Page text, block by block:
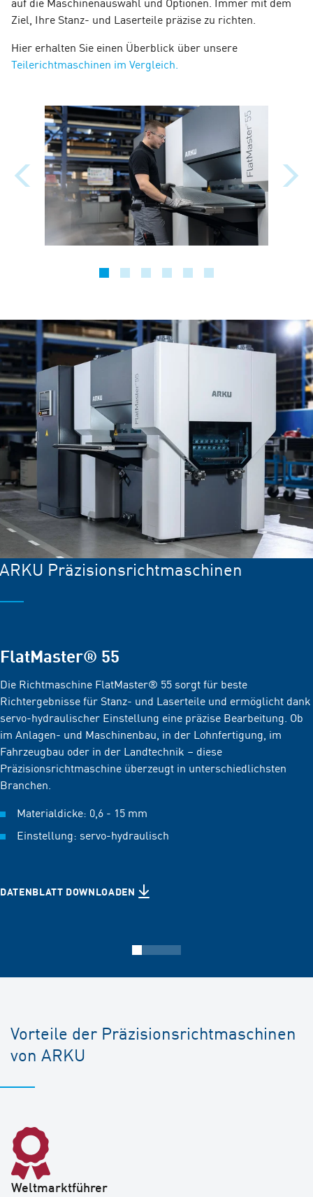
Ziel, Ihre Stanz- und Laserteile präzise zu richten.
Hier erhalten Sie einen Überblick über unsere
Teilerichtmaschinen im Vergleich.
ARKU Präzisions­richtmaschinen
FlatMaster® 55
Die Richtmaschine FlatMaster® 55 sorgt für beste
Richtergebnisse für Stanz- und Laserteile und ermöglicht dank
servo-hydraulischer Einstellung eine präzise Bearbeitung. Ob
im Anlagen- und Maschinenbau, in der Lohnfertigung, im
Fahrzeugbau oder in der Landtechnik – diese
Präzisionsrichtmaschine überzeugt in unterschiedlichsten
Branchen.
Materialdicke: 0,6 - 15 mm
Einstellung: servo-hydraulisch
DATENBLATT DOWNLOADEN
ARKU Präzisions­richtmaschinen
ARKU Präzisions­richtmaschinen
ARKU Präzisions­richtmaschinen
Vorteile der Präzisionsrichtmaschinen
von ARKU
Weltmarktführer